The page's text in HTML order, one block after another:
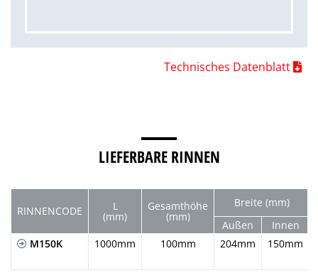
Technisches Datenblatt
LIEFERBARE RINNEN
RINNENCODE L
(mm)
Gesamthöhe
(mm)
Breite (mm)
Außen
Innen
M150K
1000mm 100mm 204mm 150mm